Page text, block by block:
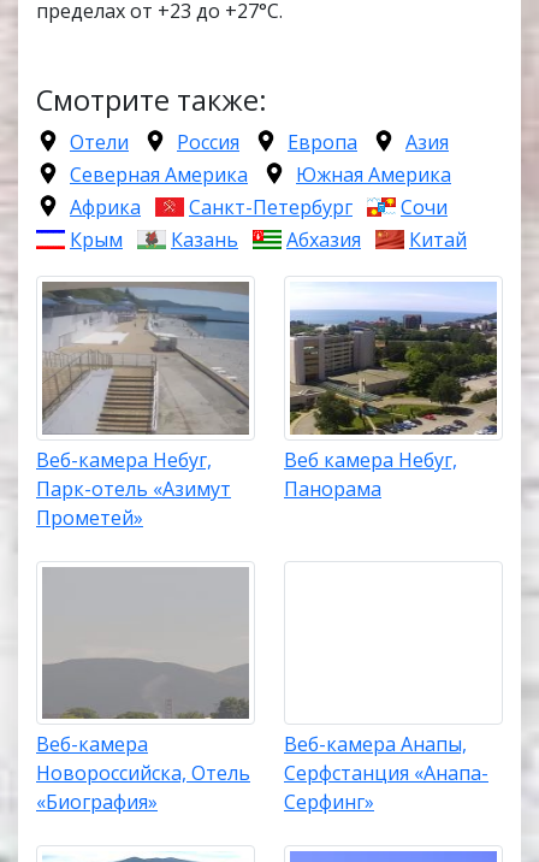
пределах от +23 до +27°C.
Смотрите также:
Отели Россия Европа
Азия
Северная Америка
Южная Америка
Африка
Санкт-Петербург
Сочи
Крым
Казань Абхазия Китай
Веб-камера Небуг,
Парк-отель «Азимут
Прометей»
Веб камера Небуг,
Панорама
Веб-камера
Новороссийска, Отель
«Биография»
Веб-камера Анапы,
Серфстанция «Анапа-
Серфинг»